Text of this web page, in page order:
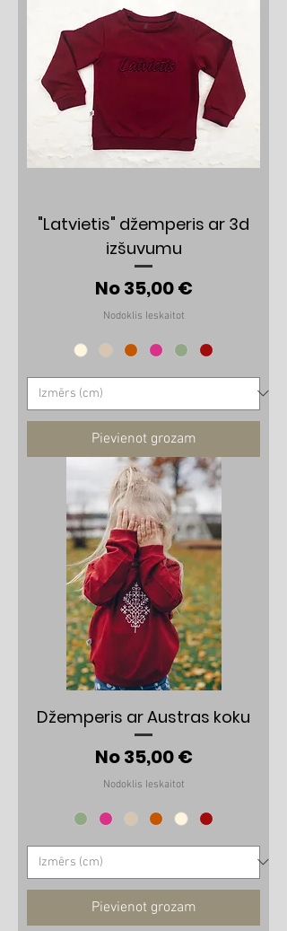
"Latvietis" džemperis ar 3d
izšuvumu
No35,00 €
Izpārdošanas cena
Nodoklis Ieskaitot
Pievienot grozam
Džemperis ar Austras koku
No35,00 €
Izpārdošanas cena
Nodoklis Ieskaitot
Pievienot grozam